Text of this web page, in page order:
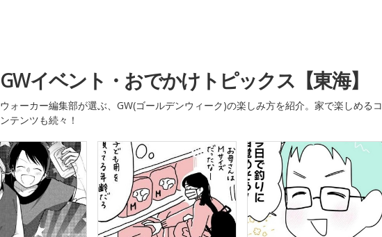
GWイベント・おでかけトピックス【東海】
ウォーカー編集部が選ぶ、GW(ゴールデンウィーク)の楽しみ方を紹介。家で楽しめるコ
ンテンツも続々！